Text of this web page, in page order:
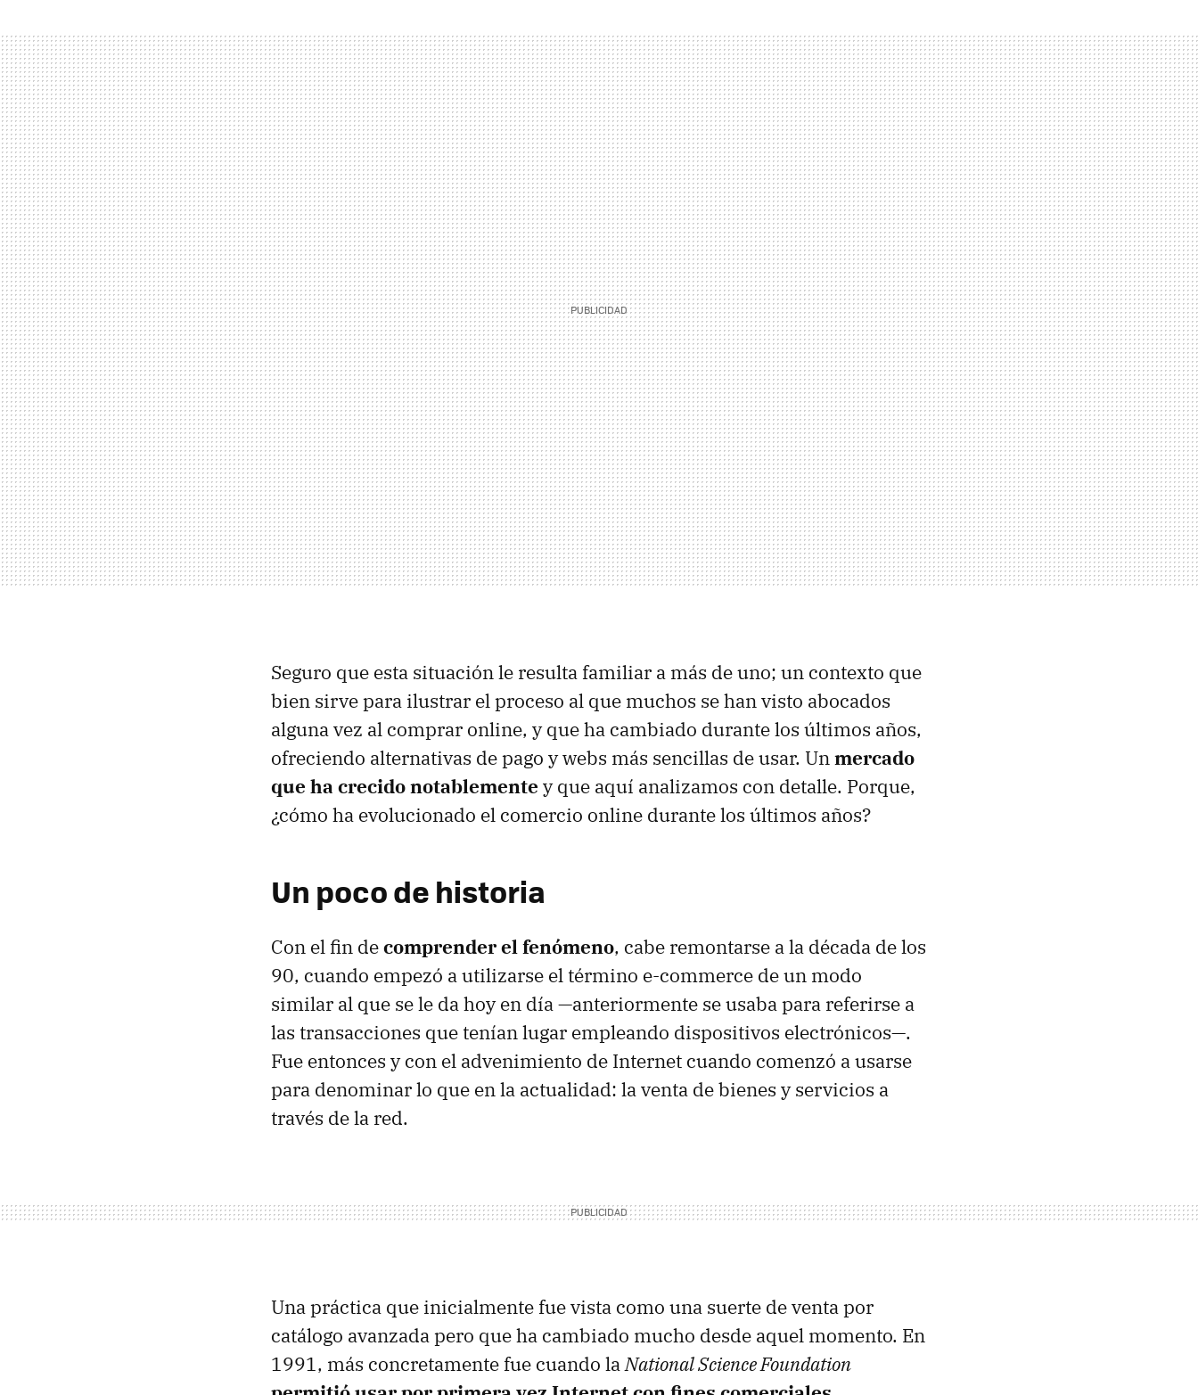
Seguro que esta situación le resulta familiar a más de uno; un contexto que
bien sirve para ilustrar el proceso al que muchos se han visto abocados
alguna vez al comprar online, y que ha cambiado durante los últimos años,
ofreciendo alternativas de pago y webs más sencillas de usar. Unmercado
que ha crecido notablemente y que aquí analizamos con detalle. Porque,
¿cómo ha evolucionado el comercio online durante los últimos años?
Un poco de historia
Con el fin decomprender el fenómeno, cabe remontarse a la década de los
90, cuando empezó a utilizarse el término e-commerce de un modo
similar al que se le da hoy en día —anteriormente se usaba para referirse a
las transacciones que tenían lugar empleando dispositivos electrónicos—.
Fue entonces y con el advenimiento de Internet cuando comenzó a usarse
para denominar lo que en la actualidad: la venta de bienes y servicios a
través de la red.
Una práctica que inicialmente fue vista como una suerte de venta por
catálogo avanzada pero que ha cambiado mucho desde aquel momento. En
1991, más concretamente fue cuando laNational Science Foundation